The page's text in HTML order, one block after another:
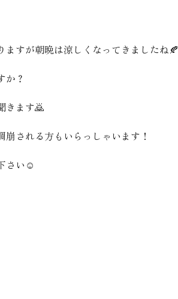
すが朝晩は涼しくなってきましたね🍂
か？
きます🙇
される方もいらっしゃいます！
さい☺️